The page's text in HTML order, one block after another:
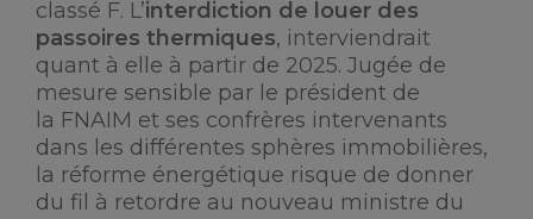
classé F. L’interdiction de louer des
passoires thermiques, interviendrait
quant à elle à partir de 2025. Jugée de
mesure sensible par le président de
la FNAIM et ses confrères intervenants
dans les différentes sphères immobilières,
la réforme énergétique risque de donner
du fil à retordre au nouveau ministre du